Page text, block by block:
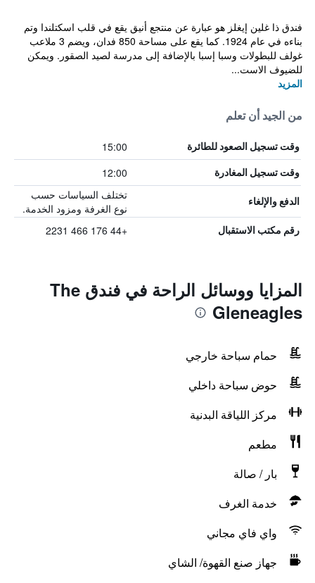
فندق ذا غلين إيغلز هو عبارة عن منتجع أنيق يقع في قلب اسكتلندا وتم
بناءه في عام 1924. كما يقع على مساحة 850 فدان، ويضم 3 ملاعب
غولف للبطولات وسبا إسبا بالإضافة إلى مدرسة لصيد الصقور. ويمكن
للضيوف الاست...
المزيد
من الجيد أن تعلم
وقت تسجيل الصعود للطائرة 15:00
وقت تسجيل المغادرة 12:00
الدفع والإلغاء
تختلف السياسات حسب
نوع الغرفة ومزود الخدمة.
رقم مكتب الاستقبال +44 176 466 2231
المزايا ووسائل الراحة في فندق The
Gleneagles
حمام سباحة خارجي
حوض سباحة داخلي
مركز اللياقة البدنية
مطعم
بار / صالة
خدمة الغرف
واي فاي مجاني
جهاز صنع القهوة/ الشاي